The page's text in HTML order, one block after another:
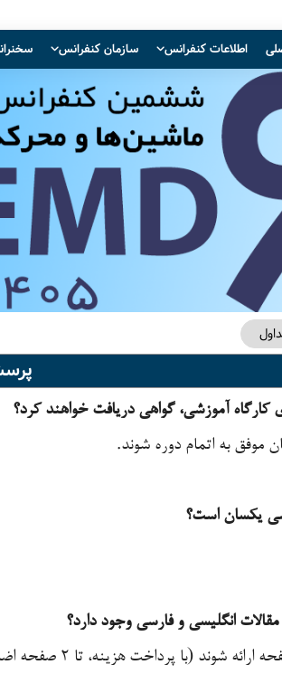
اطلاعات کنفرانس سازمان کنفرانس
یکسان است؟
انگلیسی و فارسی وجود دارد؟